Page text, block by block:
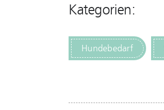
Kategorien:
Hundebedarf